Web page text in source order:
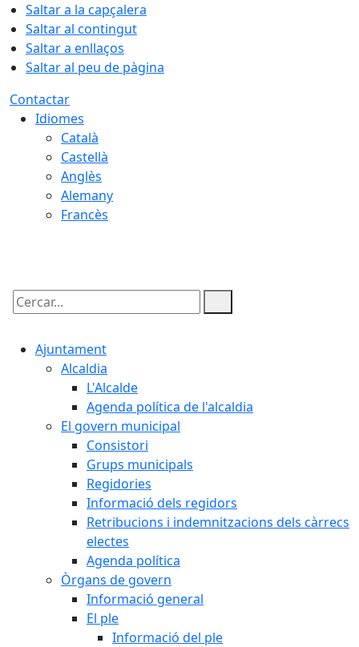
Saltar a la capçalera
Saltar al contingut
Saltar a enllaços
Saltar al peu de pàgina
Contactar
Idiomes
Català
Castellà
Anglès
Alemany
Francès
Cercar:
Ajuntament
Alcaldia
L'Alcalde
Agenda política de l'alcaldia
El govern municipal
Consistori
Grups municipals
Regidories
Informació dels regidors
Retribucions i indemnitzacions dels càrrecs
electes
Agenda política
Òrgans de govern
Informació general
El ple
Informació del ple